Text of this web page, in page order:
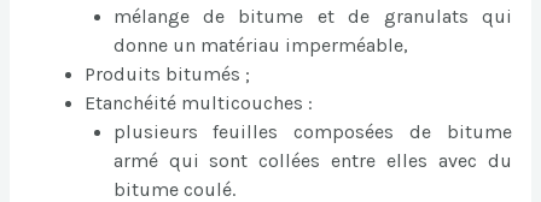
mélange de bitume et de granulats qui
donne un matériau imperméable,
Produits bitumés ;
Etanchéité multicouches :
plusieurs feuilles composées de bitume
armé qui sont collées entre elles avec du
bitume coulé.